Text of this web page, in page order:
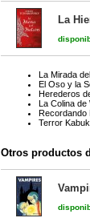
La
La Mirada
El Oso y la
Herederos
La Colina de
Recordando
Terror
Otros productos